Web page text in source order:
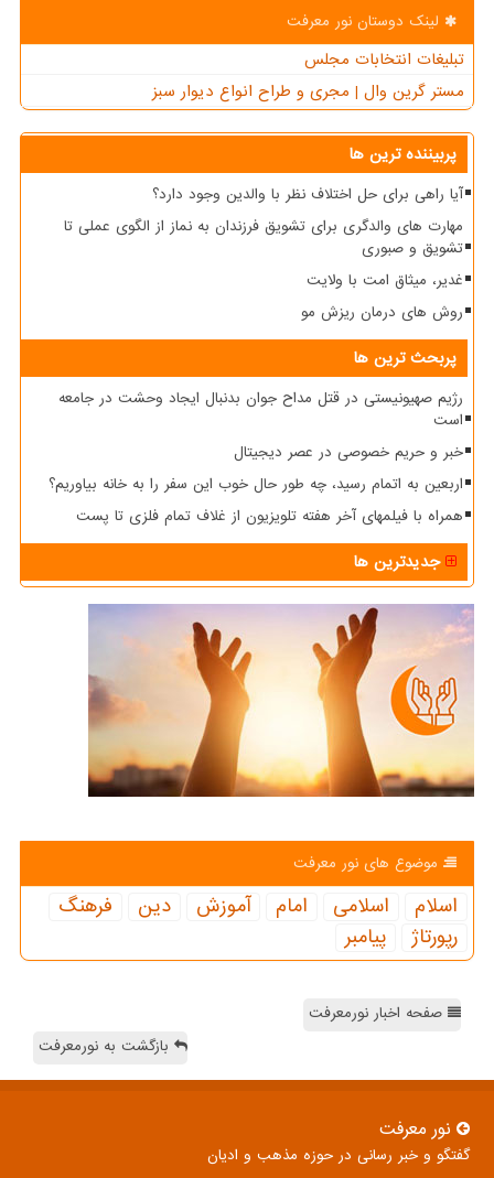
لینک دوستان نور معرفت
تبلیغات انتخابات مجلس
مستر گرین وال | مجری و طراح انواع دیوار سبز
پربیننده ترین ها
آیا راهی برای حل اختلاف نظر با والدین وجود دارد؟
مهارت های والدگری برای تشویق فرزندان به نماز از الگوی عملی تا
تشویق و صبوری
غدیر، میثاق امت با ولایت
روش های درمان ریزش مو
پربحث ترین ها
رژیم صهیونیستی در قتل مداح جوان بدنبال ایجاد وحشت در جامعه
است
خبر و حریم خصوصی در عصر دیجیتال
اربعین به اتمام رسید، چه طور حال خوب این سفر را به خانه بیاوریم؟
همراه با فیلمهای آخر هفته تلویزیون از غلاف تمام فلزی تا پست
جدیدترین ها
موضوع های نور معرفت
اسلام اسلامی امام آموزش دین
فرهنگ
رپورتاژ
پیامبر
صفحه اخبار نورمعرفت
بازگشت به نورمعرفت
نور معرفت
گفتگو و خبر رسانی در حوزه مذهب و ادیان